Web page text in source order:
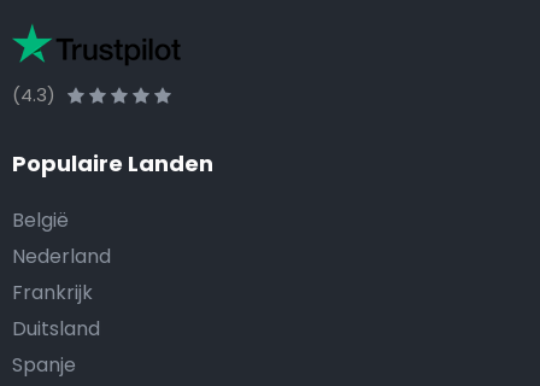
(4.3)
Populaire Landen
België
Nederland
Frankrijk
Duitsland
Spanje